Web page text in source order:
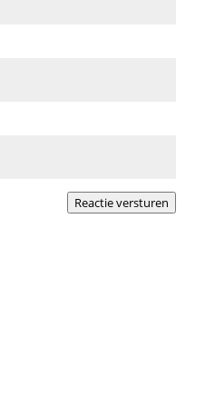
Reactie versturen